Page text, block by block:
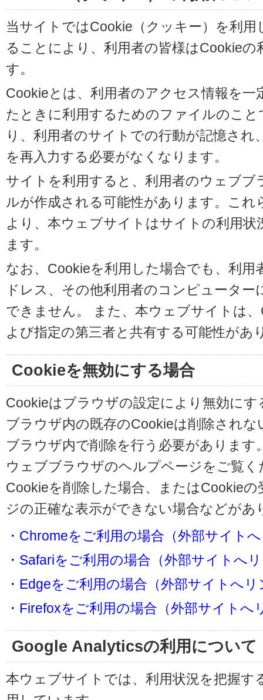
当サイトではCookie（クッキー）を利
ることにより、利用者の皆様はCookie
す。
Cookieとは、利用者のアクセス情報を
たときに利用するためのファイルのこ
り、利用者のサイトでの行動が記憶さ
を再入力する必要がなくなります。
サイトを利用すると、利用者のウェブ
ルが作成される可能性があります。こ
より、本ウェブサイトはサイトの利用
ます。
なお、Cookieを利用した場合でも、利用
ドレス、その他利用者のコンピュータ
できません。 また、本ウェブサイトは
よび指定の第三者と共有する可能性があ
Cookieを無効にする場合
Cookieはブラウザの設定により無効に
ブラウザ内の既存のCookieは削除され
ブラウザ内で削除を行う必要があります
ウェブブラウザのヘルプページをご覧く
Cookieを削除した場合、またはCookie
ジの正確な表示ができない場合などが
・Chromeをご利用の場合（外部サイト
・Safariをご利用の場合（外部サイトへ
・Edgeをご利用の場合（外部サイトへリ
・Firefoxをご利用の場合（外部サイトへ
Google Analyticsの利用について
本ウェブサイトでは、利用状況を把握す